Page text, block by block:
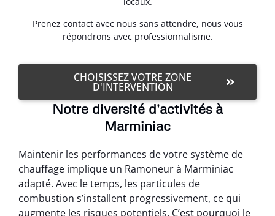
Prenez contact avec nous sans attendre, nous vous
répondrons avec professionnalisme.
CHOISISSEZ VOTRE ZONE
D'INTERVENTION
Notre diversité d'activités à
Marminiac
Maintenir les performances de votre système de
chauffage implique un Ramoneur à Marminiac
adapté. Avec le temps, les particules de
combustion s’installent progressivement, ce qui
augmente les risques potentiels. C’est pourquoi le